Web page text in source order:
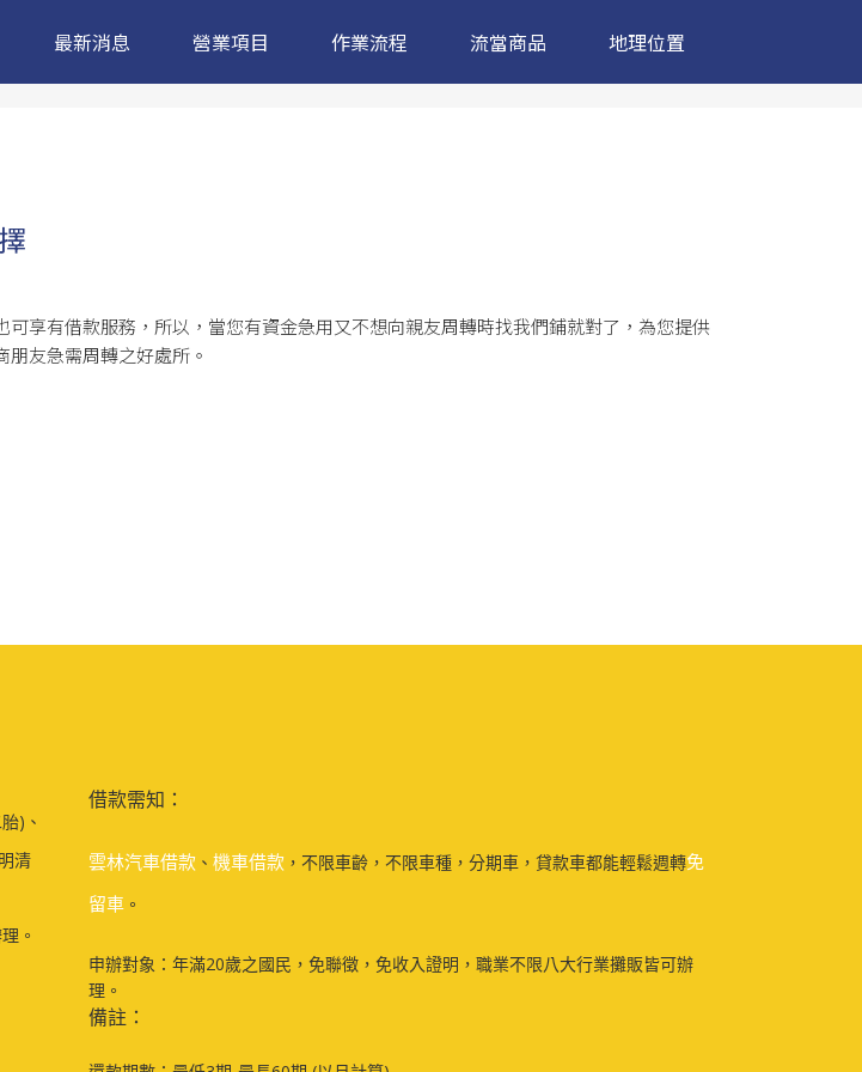
最新消息 營業項目 作業流程 流當商品 地理位置
可享有借款服務，所以，當您有資金急用又不想向親友周轉時找我們鋪就對了，為您提供
友急需周轉之好處所。
)、
清
。
借款需知：
雲林汽車借款 、 機車借款 ，不限車齡，不限車種，分期車，貸款車都能輕鬆週轉免
留車 。
申辦對象：年滿20歲之國民，免聯徵，免收入證明，職業不限八大行業攤販皆可辦
理。
備註：